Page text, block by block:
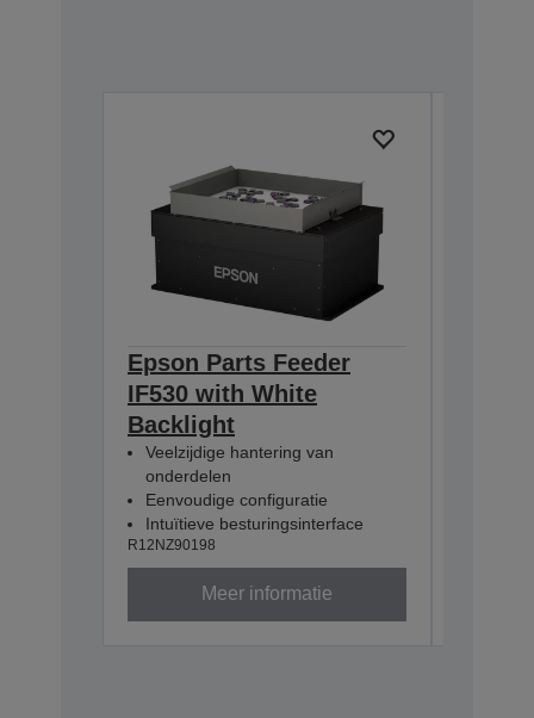
Epson Parts Feeder
IF530 with White
Backlight
Veelzijdige hantering van
onderdelen
Eenvoudige configuratie
Intuïtieve besturingsinterface
R12NZ90198
Meer informatie